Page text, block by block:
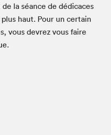
la séance de dédi­caces
haut. Pour un cer­tain
vous devrez vous faire